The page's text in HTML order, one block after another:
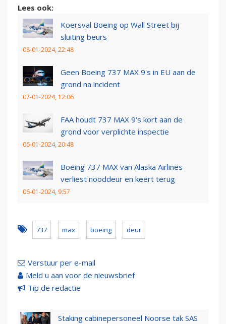
Lees ook:
Koersval Boeing op Wall Street bij
sluiting beurs
08-01-2024, 22:48
Geen Boeing 737 MAX 9's in EU aan de
grond na incident
07-01-2024, 12:06
FAA houdt 737 MAX 9's kort aan de
grond voor verplichte inspectie
06-01-2024, 20:48
Boeing 737 MAX van Alaska Airlines
verliest nooddeur en keert terug
06-01-2024, 9:57
737 max boeing deur
Verstuur per e-mail
Meld u aan voor de nieuwsbrief
Tip de redactie
Staking cabinepersoneel Noorse tak SAS